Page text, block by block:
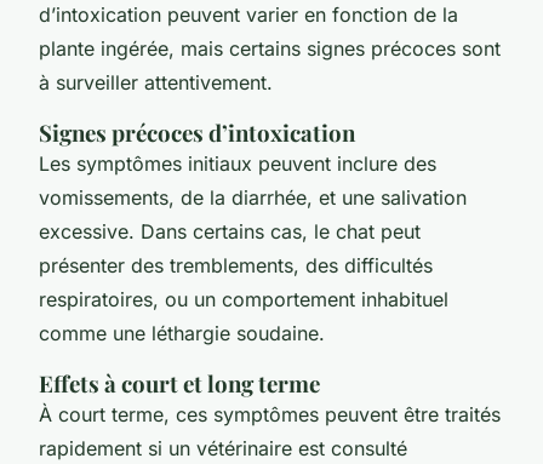
d’intoxication peuvent varier en fonction de la
plante ingérée, mais certains signes précoces sont
à surveiller attentivement.
Signes précoces d’intoxication
Les symptômes initiaux peuvent inclure des
vomissements, de la diarrhée, et une salivation
excessive. Dans certains cas, le chat peut
présenter des tremblements, des difficultés
respiratoires, ou un comportement inhabituel
comme une léthargie soudaine.
Effets à court et long terme
À court terme, ces symptômes peuvent être traités
rapidement si un vétérinaire est consulté